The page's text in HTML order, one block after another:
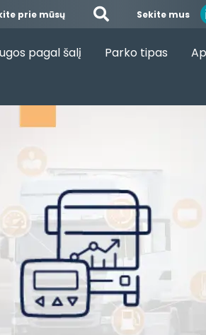
prie mūsų Sekite mus
pagal šalį Parko tipas